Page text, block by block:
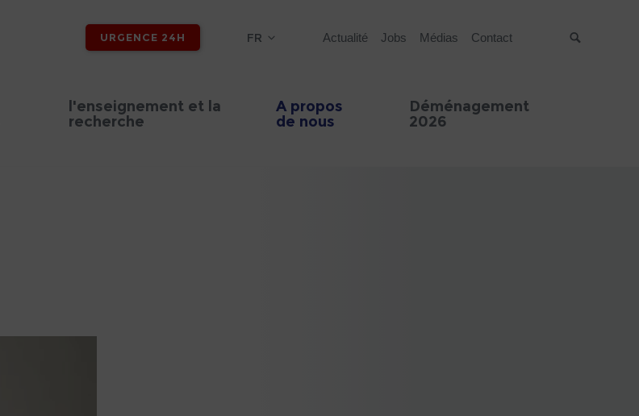
URGENCE 24H FR Actualité Jobs Médias Contact
l'enseignement et la
recherche
A propos
de nous
Déménagement
2026